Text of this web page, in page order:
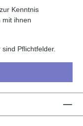
zur Kenntnis
mit ihnen
Pflichtfelder.